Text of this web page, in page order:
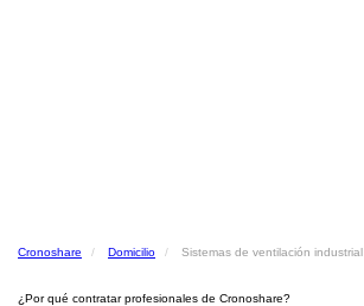
Cronoshare Domicilio Sistemas de ventilación industrial
¿Por qué contratar profesionales de Cronoshare?